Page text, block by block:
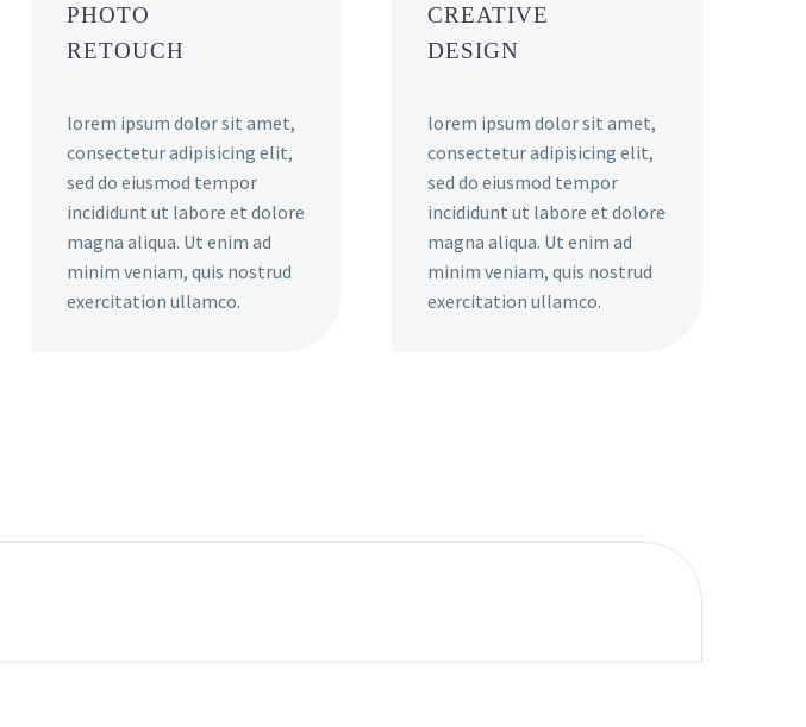
PHOTO
RETOUCH
lorem ipsum dolor sit amet,
consectetur adipisicing elit,
sed do eiusmod tempor
incididunt ut labore et dolore
magna aliqua. Ut enim ad
minim veniam, quis nostrud
exercitation ullamco.
CREATIVE
DESIGN
lorem ipsum dolor sit amet,
consectetur adipisicing elit,
sed do eiusmod tempor
incididunt ut labore et dolore
magna aliqua. Ut enim ad
minim veniam, quis nostrud
exercitation ullamco.